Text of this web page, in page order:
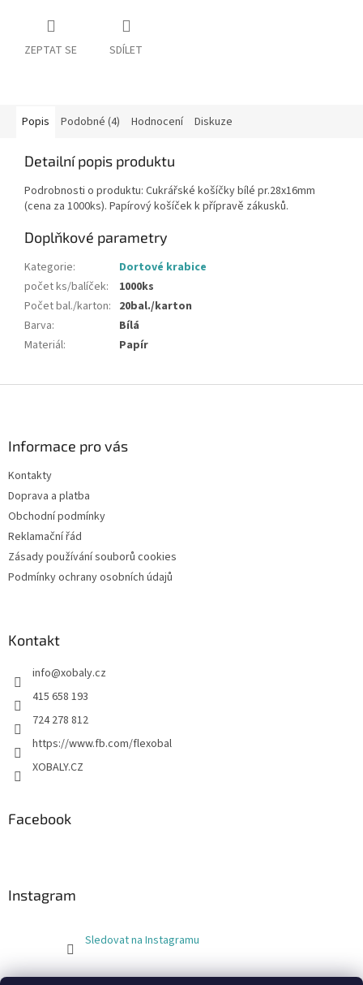
ZEPTAT SE SDÍLET
Popis Podobné (4) Hodnocení Diskuze
Detailní popis produktu
Podrobnosti o produktu: Cukrářské košíčky bílé pr.28x16mm
(cena za 1000ks). Papírový košíček k přípravě zákusků.
Doplňkové parametry
Kategorie:
Dortové krabice
počet ks/balíček:
1000ks
Počet bal./karton: 20bal./karton
Barva:
Bílá
Materiál: Papír
Informace pro vás
Kontakty
Doprava a platba
Obchodní podmínky
Reklamační řád
Zásady používání souborů cookies
Podmínky ochrany osobních údajů
Kontakt
info@xobaly.cz
415 658 193
724 278 812
https://www.fb.com/flexobal
XOBALY.CZ
Facebook
Instagram
Sledovat na Instagramu